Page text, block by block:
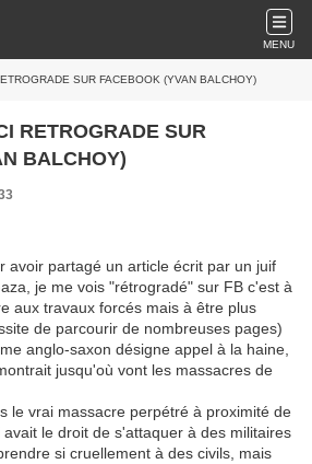
MENU
SUR FACEBOOK (YVAN BALCHOY)
RETROGRADE SUR
BALCHOY)
avoir partagé un article écrit par un juif
je me vois "rétrogradé" sur FB c'est à
aux travaux forcés mais à être plus
de parcourir de nombreuses pages)
anglo-saxon désigne appel à la haine,
jusqu'où vont les massacres de
le vrai massacre perpétré à proximité de
le droit de s'attaquer à des militaires
si cruellement à des civils, mais